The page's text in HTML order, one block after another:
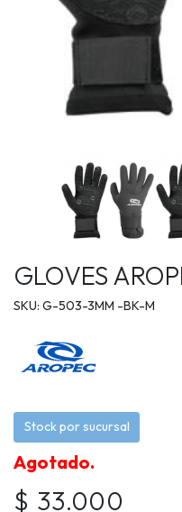
GLOVES
SKU: G-503-3MM -BK-M
Stock por sucursal
Agotado.
$ 33.000